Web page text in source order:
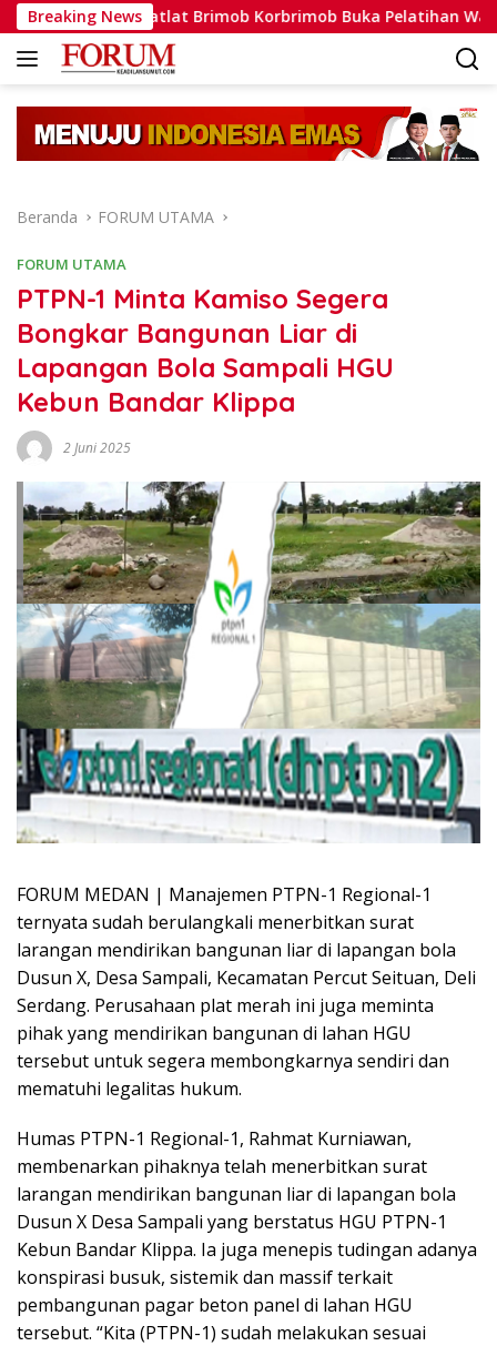
Langsung
ke
konten
Breaking News
Brimob Korbrimob Buka Pelatihan Wanteror Lanjutan dan
Beranda FORUM UTAMA
FORUM UTAMA
PTPN-1 Minta Kamiso Segera
Bongkar Bangunan Liar di
Lapangan Bola Sampali HGU
Kebun Bandar Klippa
2 Juni 2025
FORUM MEDAN | Manajemen PTPN-1 Regional-1
ternyata sudah berulangkali menerbitkan surat
larangan mendirikan bangunan liar di lapangan bola
Dusun X, Desa Sampali, Kecamatan Percut Seituan, Deli
Serdang. Perusahaan plat merah ini juga meminta
pihak yang mendirikan bangunan di lahan HGU
tersebut untuk segera membongkarnya sendiri dan
mematuhi legalitas hukum.
Humas PTPN-1 Regional-1, Rahmat Kurniawan,
membenarkan pihaknya telah menerbitkan surat
larangan mendirikan bangunan liar di lapangan bola
Dusun X Desa Sampali yang berstatus HGU PTPN-1
Kebun Bandar Klippa. Ia juga menepis tudingan adanya
konspirasi busuk, sistemik dan massif terkait
pembangunan pagar beton panel di lahan HGU
tersebut. “Kita (PTPN-1) sudah melakukan sesuai